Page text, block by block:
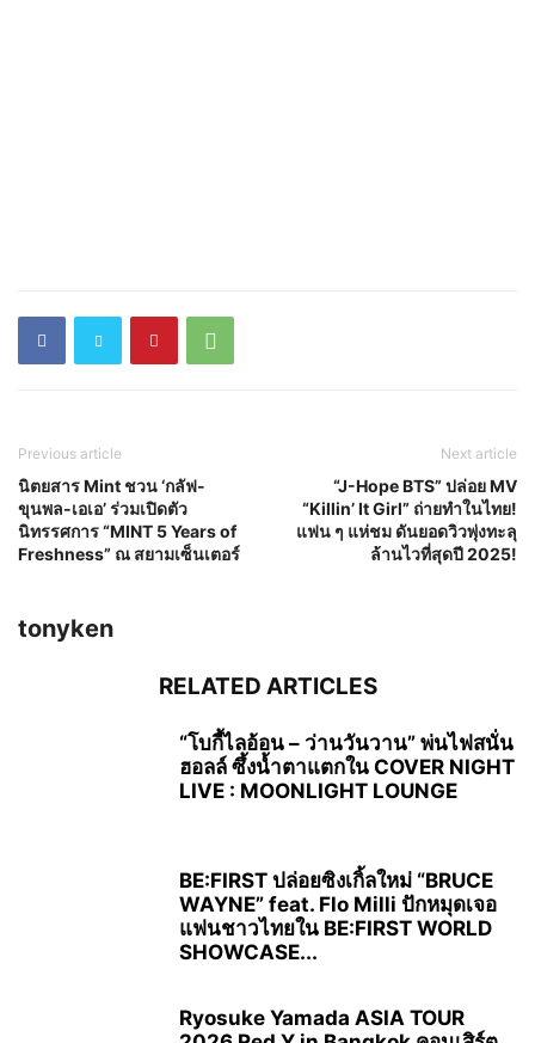
Previous article
นิตยสาร Mint ชวน ‘กลัฟ-
ขุนพล-เอเอ’ ร่วมเปิดตัว
นิทรรศการ “MINT 5 Years of
Freshness” ณ สยามเซ็นเตอร์
Next article
“J-Hope BTS” ปล่อย MV
“Killin’ It Girl” ถ่ายทำในไทย!
แฟน ๆ แห่ชม ดันยอดวิวพุ่งทะลุ
ล้านไวที่สุดปี 2025!
tonyken
RELATED ARTICLES
“โบกี้ไลอ้อน – ว่านวันวาน” พ่นไฟสนั่น
ฮอลล์ ซึ้งน้ำตาแตกใน COVER NIGHT
LIVE : MOONLIGHT LOUNGE
BE:FIRST ปล่อยซิงเกิ้ลใหม่ “BRUCE
WAYNE” feat. Flo Milli ปักหมุดเจอ
แฟนชาวไทยใน BE:FIRST WORLD
SHOWCASE...
Ryosuke Yamada ASIA TOUR